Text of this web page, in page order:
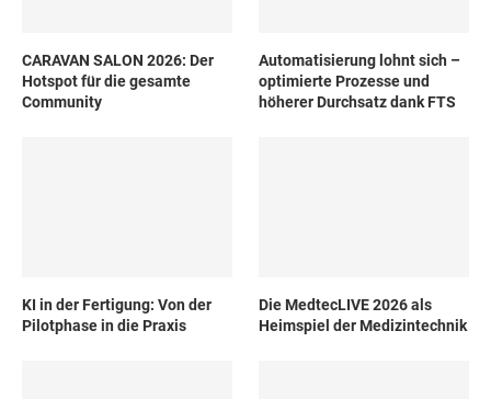
CARAVAN SALON 2026: Der
Hotspot für die gesamte
Community
Automatisierung lohnt sich –
optimierte Prozesse und
höherer Durchsatz dank FTS
KI in der Fertigung: Von der
Pilotphase in die Praxis
Die MedtecLIVE 2026 als
Heimspiel der Medizintechnik